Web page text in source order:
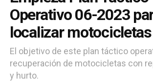
Operativo 06-2023
localizar motocicletas
El objetivo de este plan táctico
recuperación de motocicletas con
y hurto.